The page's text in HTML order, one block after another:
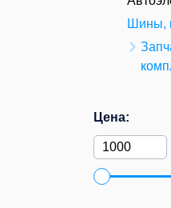
Шины,
Цена: